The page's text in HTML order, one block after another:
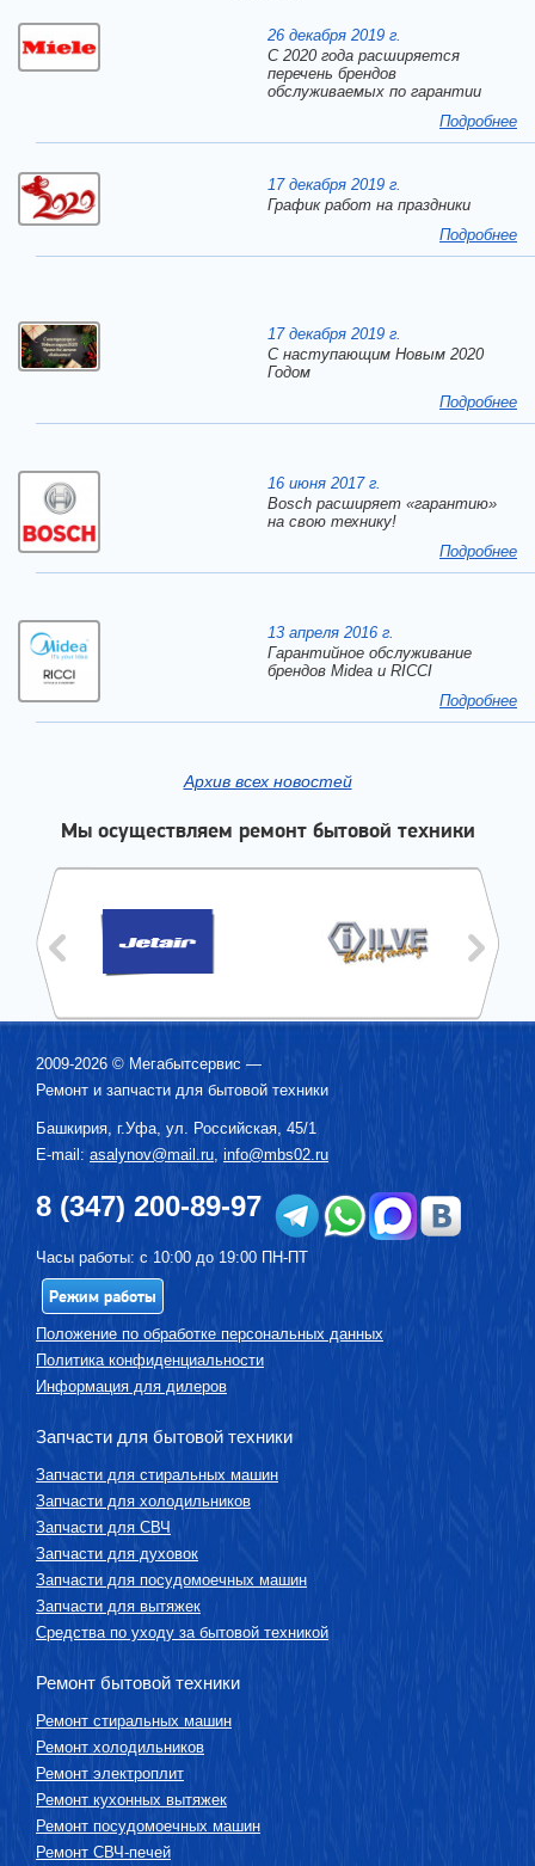
26 декабря 2019 г.
С 2020 года расширяется
перечень брендов
обслуживаемых по гарантии
Подробнее
17 декабря 2019 г.
График работ на праздники
Подробнее
17 декабря 2019 г.
C наступающим Новым 2020
Годом
Подробнее
16 июня 2017 г.
Bosch расширяет «гарантию»
на свою технику!
Подробнее
13 апреля 2016 г.
Гарантийное обслуживание
брендов Midea и RICCI
Подробнее
Архив всех новостей
Мы осуществляем ремонт бытовой техники
2009-2026 © Мегабытсервис —
Ремонт и запчасти для бытовой техники
Башкирия, г.Уфа, ул. Российская, 45/1
E-mail: asalynov@mail.ru, info@mbs02.ru
8 (347) 200-89-97
Часы работы: с 10:00 до 19:00 ПН-ПТ
Режим работы
Положение по обработке персональных данных
Политика конфиденциальности
Информация для дилеров
Запчасти для бытовой техники
Запчасти для стиральных машин
Запчасти для холодильников
Запчасти для СВЧ
Запчасти для духовок
Запчасти для посудомоечных машин
Запчасти для вытяжек
Средства по уходу за бытовой техникой
Ремонт бытовой техники
Ремонт стиральных машин
Ремонт холодильников
Ремонт электроплит
Ремонт кухонных вытяжек
Ремонт посудомоечных машин
Ремонт СВЧ-печей